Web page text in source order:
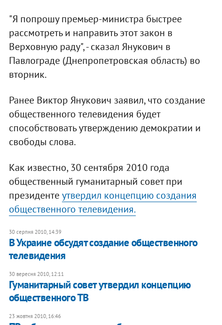
"Я попрошу премьер-министра быстрее
рассмотреть и направить этот закон в
Верховную раду", - сказал Янукович в
Павлограде (Днепропетровская область) во
вторник.
Ранее Виктор Янукович заявил, что создание
общественного телевидения будет
способствовать утверждению демократии и
свободы слова.
Как известно, 30 сентября 2010 года
общественный гуманитарный совет при
президентеутвердил концепцию создания
общественного телевидения.
30 серпня 2010, 14:39
В Украине обсудят создание общественного
телевидения
30 вересня 2010, 12:11
Гуманитарный совет утвердил концепцию
общественного ТВ
23 жовтня 2010, 16:46